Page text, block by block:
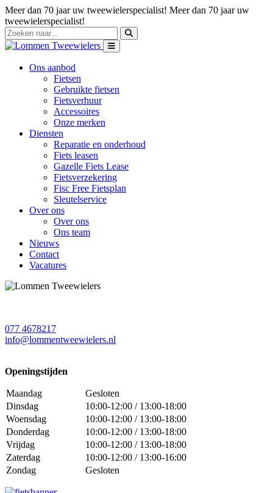
Meer dan 70 jaar uw tweewielerspecialist! Meer dan 70 jaar uw
tweewielerspecialist!
Ons aanbod
Fietsen
Gebruikte fietsen
Fietsverhuur
Accessoires
Onze merken
Diensten
Reparatie en onderhoud
Fiets leasen
Gazelle Fiets Lease
Fietsverzekering
Fisc Free Fietsplan
Sleutelservice
Over ons
Over ons
Ons team
Nieuws
Contact
Vacatures
077 4678217
info@lommentweewielers.nl
Openingstijden
Maandag
Gesloten
Dinsdag
10:00-12:00 / 13:00-18:00
Woensdag
10:00-12:00 / 13:00-18:00
Donderdag
10:00-12:00 / 13:00-18:00
Vrijdag
10:00-12:00 / 13:00-18:00
Zaterdag
10:00-12:00 / 13:00-16:00
Zondag
Gesloten